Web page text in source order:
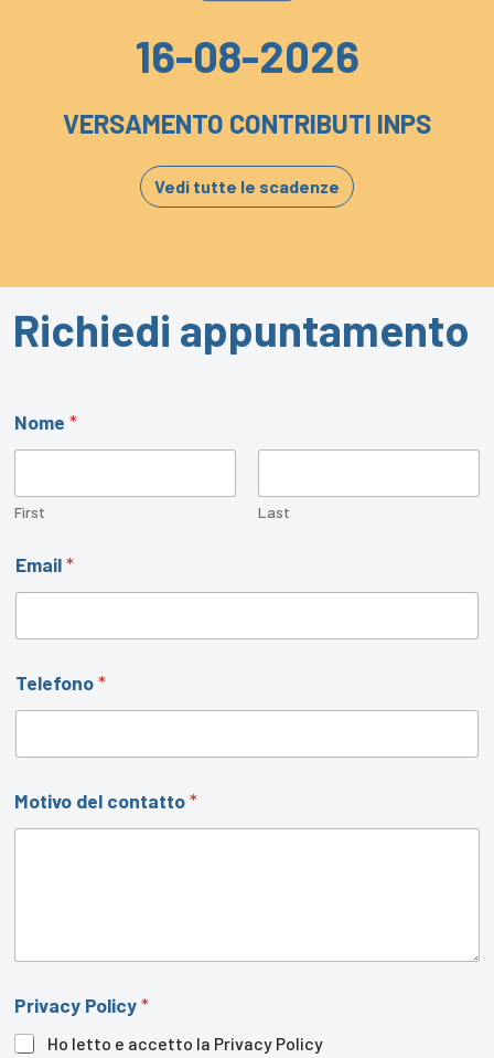
16-08-2026
VERSAMENTO CONTRIBUTI INPS
Vedi tutte le scadenze
Richiedi appuntamento
M
o
i
v
o
m
Nome *
First Last
Email*
Telefono*
Motivo del contatto*
Privacy Policy*
Ho letto e accetto la Privacy Policy